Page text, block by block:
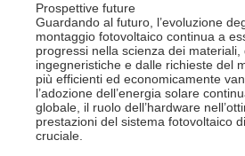
Prospettive future
Guardando al futuro, l’evoluzione
montaggio fotovoltaico continua a
progressi nella scienza dei materiali,
ingegneristiche e dalle richieste del
più efficienti ed economicamente
l’adozione dell’energia solare
globale, il ruolo dell’hardware
prestazioni del sistema fotovoltaico
cruciale.